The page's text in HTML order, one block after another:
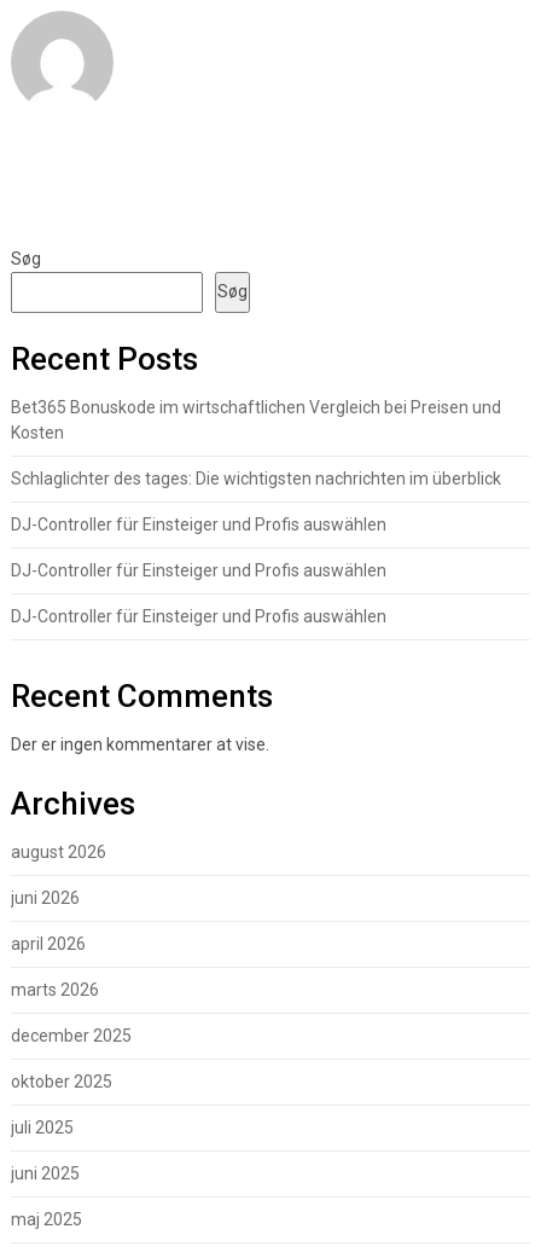
Søg
Søg
Recent Posts
Bet365 Bonuskode im wirtschaftlichen Vergleich bei Preisen und
Kosten
Schlaglichter des tages: Die wichtigsten nachrichten im überblick
DJ-Controller für Einsteiger und Profis auswählen
DJ-Controller für Einsteiger und Profis auswählen
DJ-Controller für Einsteiger und Profis auswählen
Recent Comments
Der er ingen kommentarer at vise.
Archives
august 2026
juni 2026
april 2026
marts 2026
december 2025
oktober 2025
juli 2025
juni 2025
maj 2025